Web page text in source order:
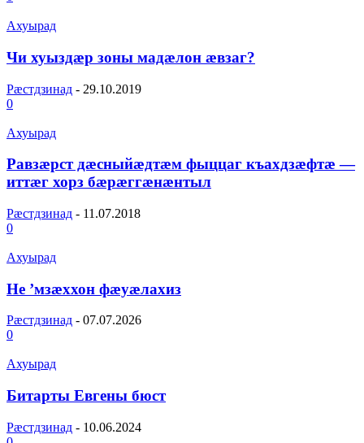
Ахуырад
Чи хуыздӕр зоны мадӕлон ӕвзаг?
Рæстдзинад - 29.10.2019
0
Ахуырад
Равзæрст дæсныйæдтæм фыццаг къахдзæфтæ —
иттæг хорз бæрæггæнæнтыл
Рæстдзинад - 11.07.2018
0
Ахуырад
Не ’мзæххон фæуæлахиз
Рæстдзинад - 07.07.2026
0
Ахуырад
Битарты Евгены бюст
Рæстдзинад - 10.06.2024